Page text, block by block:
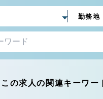
この求人の関連キーワー